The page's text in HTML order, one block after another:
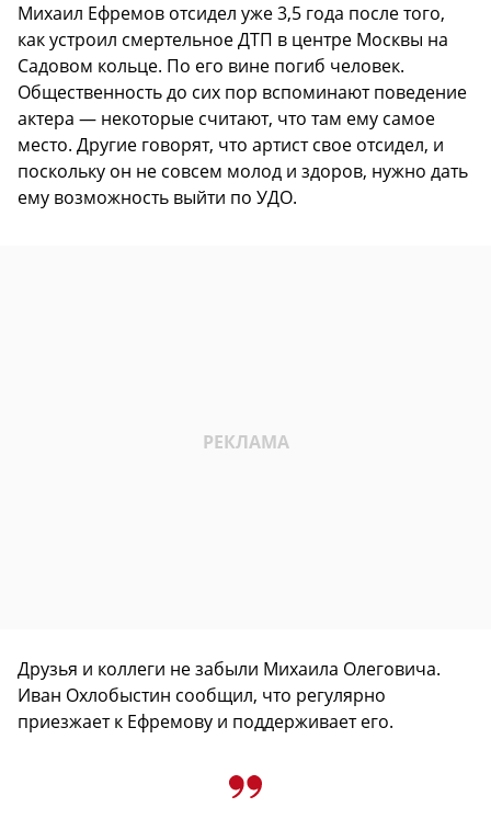
Михаил Ефремов отсидел уже 3,5 года после того,
как устроил смертельное ДТП в центре Москвы на
Садовом кольце. По его вине погиб человек.
Общественность до сих пор вспоминают поведение
актера — некоторые считают, что там ему самое
место. Другие говорят, что артист свое отсидел, и
поскольку он не совсем молод и здоров, нужно дать
ему возможность выйти по УДО.
Друзья и коллеги не забыли Михаила Олеговича.
Иван Охлобыстин сообщил, что регулярно
приезжает к Ефремову и поддерживает его.